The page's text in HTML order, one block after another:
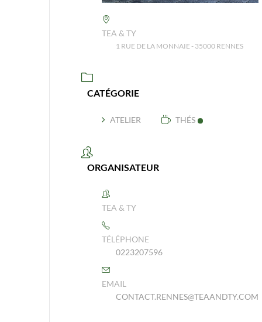
TEA & TY
1 RUE DE LA MONNAIE - 35000 RENNES
CATÉGORIE
ATELIER THÉS
ORGANISATEUR
TEA & TY
TÉLÉPHONE
0223207596
EMAIL
CONTACT.RENNES@TEAANDTY.COM